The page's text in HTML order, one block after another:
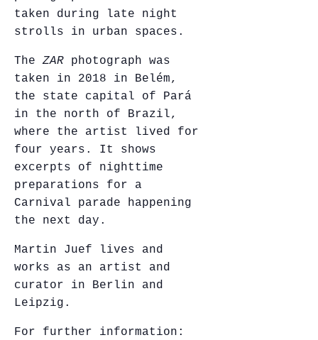
taken during late night
strolls in urban spaces.
TheZAR photograph was
taken in 2018 in Belém,
the state capital of Pará
in the north of Brazil,
where the artist lived for
four years. It shows
excerpts of nighttime
preparations for a
Carnival parade happening
the next day.
Martin Juef lives and
works as an artist and
curator in Berlin and
Leipzig.
For further information: